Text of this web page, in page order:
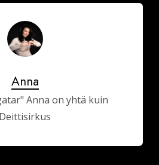
Anna
Anna on yhtä kuin
Deittisirkus